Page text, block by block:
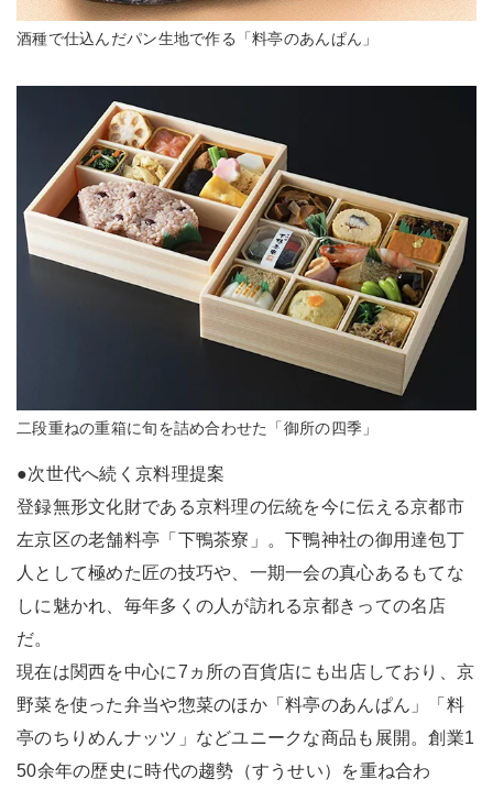
酒種で仕込んだパン生地で作る「料亭のあんぱん」
二段重ねの重箱に旬を詰め合わせた「御所の四季」
●次世代へ続く京料理提案
登録無形文化財である京料理の伝統を今に伝える京都市
左京区の老舗料亭「下鴨茶寮」。下鴨神社の御用達包丁
人として極めた匠の技巧や、一期一会の真心あるもてな
しに魅かれ、毎年多くの人が訪れる京都きっての名店
だ。
現在は関西を中心に7ヵ所の百貨店にも出店しており、京
野菜を使った弁当や惣菜のほか「料亭のあんぱん」「料
亭のちりめんナッツ」などユニークな商品も展開。創業1
50余年の歴史に時代の趨勢（すうせい）を重ね合わ